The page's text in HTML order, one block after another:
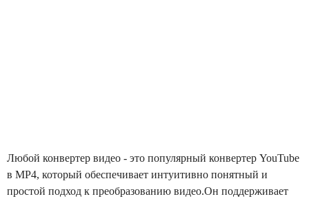
Любой конвертер видео - это популярный конвертер YouTube
в MP4, который обеспечивает интуитивно понятный и
простой подход к преобразованию видео.Он поддерживает